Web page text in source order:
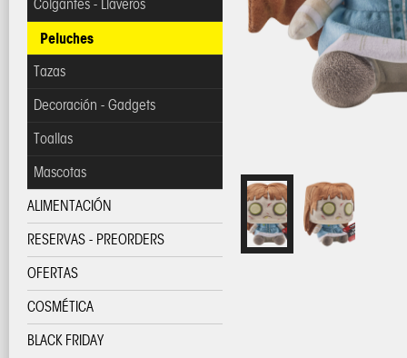
Colgantes - Llaveros
Peluches
Tazas
Decoración - Gadgets
Toallas
Mascotas
ALIMENTACIÓN
RESERVAS - PREORDERS
OFERTAS
COSMÉTICA
BLACK FRIDAY